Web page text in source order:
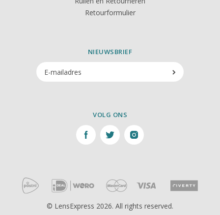
Retourformulier
NIEUWSBRIEF
VOLG ONS
© LensExpress 2026. All rights reserved.